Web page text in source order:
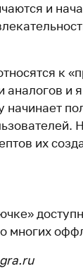
и
к
аналогов и
начинает
их
многих